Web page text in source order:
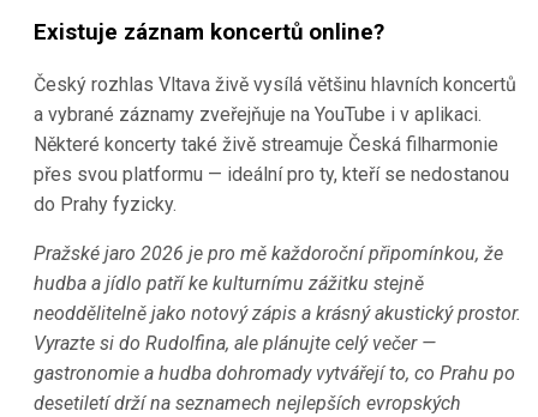
Existuje záznam koncertů online?
Český rozhlas Vltava živě vysílá většinu hlavních koncertů
a vybrané záznamy zveřejňuje na YouTube i v aplikaci.
Některé koncerty také živě streamuje Česká filharmonie
přes svou platformu — ideální pro ty, kteří se nedostanou
do Prahy fyzicky.
Pražské jaro 2026 je pro mě každoroční připomínkou, že
hudba a jídlo patří ke kulturnímu zážitku stejně
neoddělitelně jako notový zápis a krásný akustický prostor.
Vyrazte si do Rudolfina, ale plánujte celý večer —
gastronomie a hudba dohromady vytvářejí to, co Prahu po
desetiletí drží na seznamech nejlepších evropských